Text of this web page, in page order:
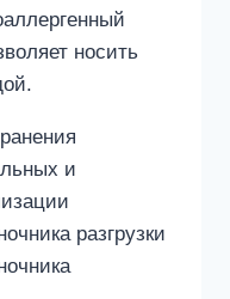
носить
и
разгрузки